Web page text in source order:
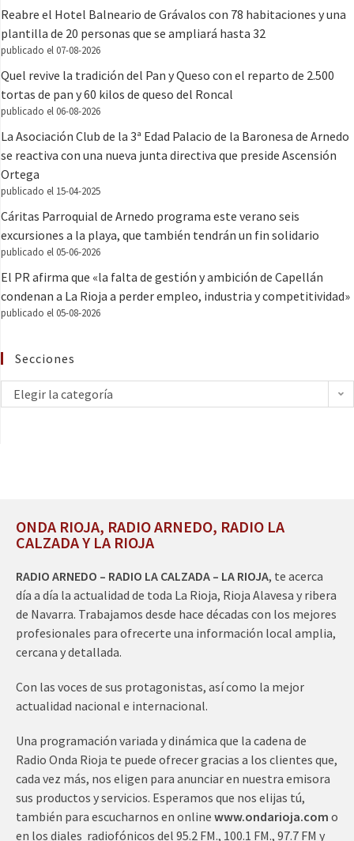
Reabre el Hotel Balneario de Grávalos con 78 habitaciones y una
plantilla de 20 personas que se ampliará hasta 32
publicado el 07-08-2026
Quel revive la tradición del Pan y Queso con el reparto de 2.500
tortas de pan y 60 kilos de queso del Roncal
publicado el 06-08-2026
La Asociación Club de la 3ª Edad Palacio de la Baronesa de Arnedo
se reactiva con una nueva junta directiva que preside Ascensión
Ortega
publicado el 15-04-2025
Cáritas Parroquial de Arnedo programa este verano seis
excursiones a la playa, que también tendrán un fin solidario
publicado el 05-06-2026
El PR afirma que «la falta de gestión y ambición de Capellán
condenan a La Rioja a perder empleo, industria y competitividad»
publicado el 05-08-2026
Secciones
Elegir la categoría
ONDA RIOJA, RADIO ARNEDO, RADIO LA
CALZADA Y LA RIOJA
RADIO ARNEDO – RADIO LA CALZADA – LA RIOJA, te acerca
día a día la actualidad de toda La Rioja, Rioja Alavesa y ribera
de Navarra. Trabajamos desde hace décadas con los mejores
profesionales para ofrecerte una información local amplia,
cercana y detallada.
Con las voces de sus protagonistas, así como la mejor
actualidad nacional e internacional.
Una programación variada y dinámica que la cadena de
Radio Onda Rioja te puede ofrecer gracias a los clientes que,
cada vez más, nos eligen para anunciar en nuestra emisora
sus productos y servicios. Esperamos que nos elijas tú,
también para escucharnos en online www.ondarioja.com o
en los diales radiofónicos del 95.2 FM., 100.1 FM., 97.7 FM y